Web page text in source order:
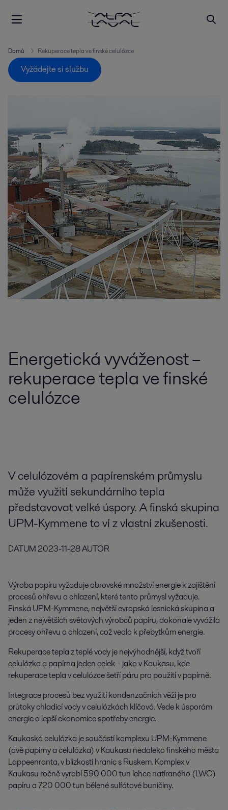
Domů Rekuperace tepla ve finské celulózce
Vyžádejte si službu
Energetická vyváženost –
rekuperace tepla ve finské
celulózce
V celulózovém a papírenském průmyslu
může využití sekundárního tepla
představovat velké úspory. A finská skupina
UPM-Kymmene to ví z vlastní zkušenosti.
DATUM2023-11-28AUTOR
Výroba papíru vyžaduje obrovské množství energie k zajištění
procesů ohřevu a chlazení, které tento průmysl vyžaduje.
Finská UPM-Kymmene, největší evropská lesnická skupina a
jeden z největších světových výrobců papíru, dokonale vyvážila
procesy ohřevu a chlazení, což vedlo k přebytkům energie.
Rekuperace tepla z teplé vody je nejvýhodnější, když tvoří
celulózka a papírna jeden celek – jako v Kaukasu, kde
rekuperace tepla v celulózce šetří páru pro použití v papírně.
Integrace procesů bez využití kondenzačních věží je pro
průtoky chladicí vody v celulózkách klíčová. Vede k úsporám
energie a lepší ekonomice spotřeby energie.
Kaukaská celulózka je součástí komplexu UPM-Kymmene
(dvě papírny a celulózka) v Kaukasu nedaleko finského města
Lappeenranta, v blízkosti hranic s Ruskem. Komplex v
Kaukasu ročně vyrobí 590 000 tun lehce natíraného (LWC)
papíru a 720 000 tun bělené sulfátové buničiny.